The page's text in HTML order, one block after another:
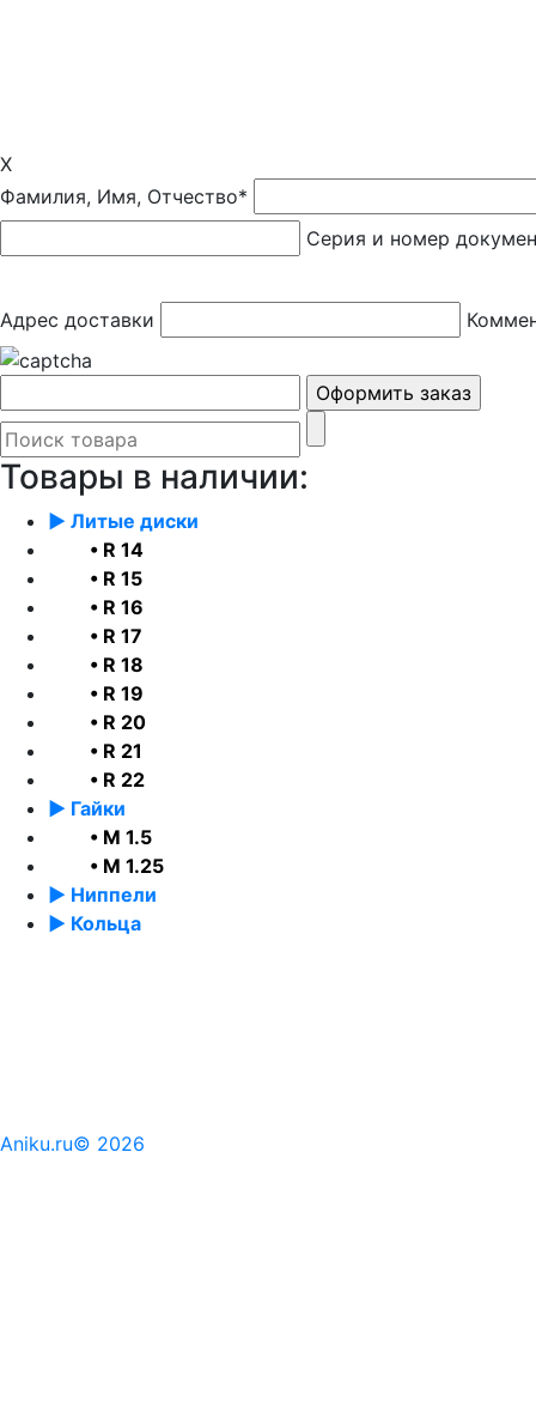
X
Фамилия, Имя, Отчество*
Серия и номер
Адрес доставки
Товары в наличии:
► Литые диски
• R 14
• R 15
• R 16
• R 17
• R 18
• R 19
• R 20
• R 21
• R 22
► Гайки
• М 1.5
• М 1.25
► Ниппели
► Кольца
Aniku.ru© 2026